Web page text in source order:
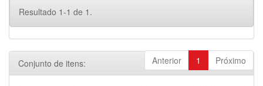
Resultado 1-1 de 1.
Anterior 1 Próximo
Conjunto de itens: